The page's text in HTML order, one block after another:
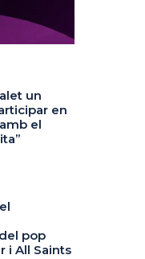
un
en
el
pop
i All Saints